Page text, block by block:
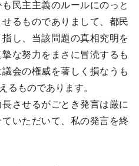
民主主義のルールにのっと
るものでありまして、都民
し、当該問題の真相究明を
な努力をまさに冒涜するも
会の権威を著しく損なうも
るものであります。
させるがごとき発言は厳に
いただいて、私の発言を終